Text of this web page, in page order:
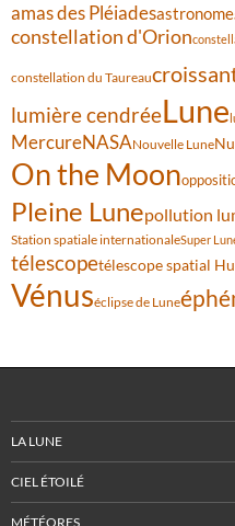
amas des Pléiadesastronome
constellation d'Orion
constellation du Taureau
lumière cendréeLune
MercureNASANouvelle Lune
On the Moon
Pleine Lunepollution
Station spatiale internationaleSuper
télescopetélescope spatial
Vénuséclipse de Lune
LA LUNE
CIEL ÉTOILÉ
MÉTÉORES